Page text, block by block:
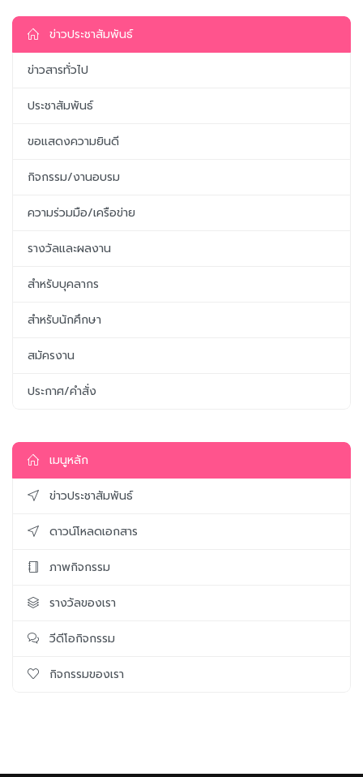
ข่าวประชาสัมพันธ์
ข่าวสารทั่วไป
ประชาสัมพันธ์
ขอแสดงความยินดี
กิจกรรม/งานอบรม
ความร่วมมือ/เครือข่าย
รางวัลและผลงาน
สำหรับบุคลากร
สำหรับนักศึกษา
สมัครงาน
ประกาศ/คำสั่ง
เมนูหลัก
ข่าวประชาสัมพันธ์
ดาวน์โหลดเอกสาร
ภาพกิจกรรม
รางวัลของเรา
วีดีโอกิจกรรม
กิจกรรมของเรา